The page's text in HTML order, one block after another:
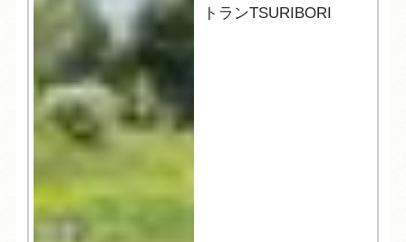
トランTSURIBORI